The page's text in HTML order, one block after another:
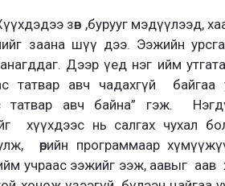
зөв ,бурууг мэдүүлээд,
заана шүү дээ. Ээжийн
Дээр үед нэг ийм
татвар авч чадахгүй байгаа
татвар авч байна” гэж.
хүүхдээс нь салгах чухал
өөрийн программаар
учраас ээжийг ээж, аавыг аав